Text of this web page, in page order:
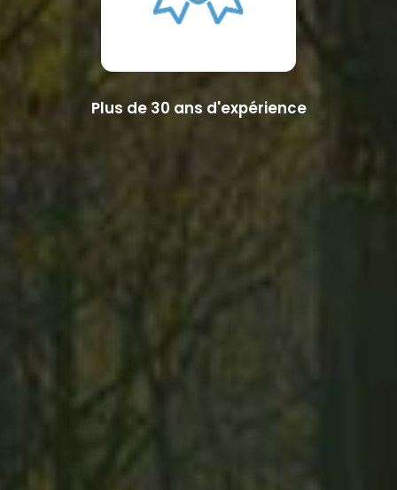
Plus de 30 ans d'expérience